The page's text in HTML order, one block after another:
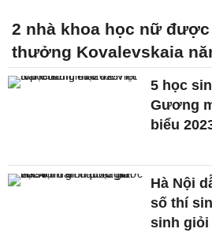
2 nhà khoa học nữ được
thưởng Kovalevskaia
5 học
Gương
biểu
Hà Nội
số thí
sinh giỏi